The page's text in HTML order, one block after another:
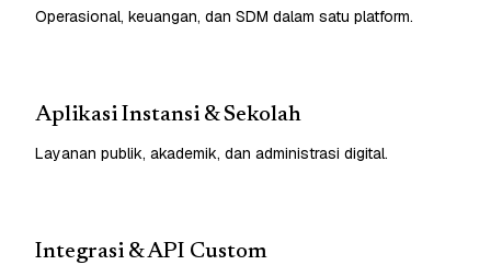
Operasional, keuangan, dan SDM dalam satu platform.
Aplikasi Instansi & Sekolah
Layanan publik, akademik, dan administrasi digital.
Integrasi & API Custom